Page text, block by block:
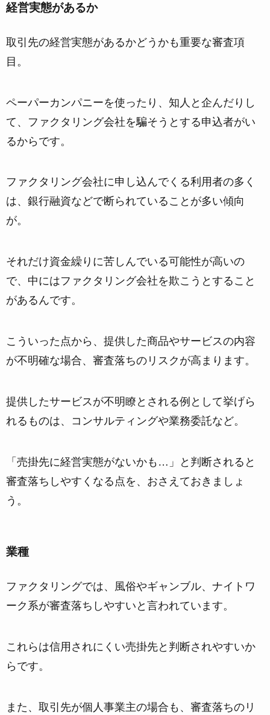
経営実態があるか
取引先の経営実態があるかどうかも重要な審査項
目。
ペーパーカンパニーを使ったり、知人と企んだりし
て、 ファクタリング会社を騙そうとする申込者がい
るからです。
ファクタリング会社に申し込んでくる利用者の多く
は、銀行融資などで断られていることが多い傾向
が。
それだけ資金繰りに苦しんでいる可能性が高いの
で、中にはファクタリング会社を欺こうとすること
があるんです。
こういった点から、 提供した商品やサービスの内容
が不明確な場合、審査落ちのリスクが高まります。
提供したサービスが不明瞭とされる例として挙げら
れるものは、コンサルティングや業務委託など。
「売掛先に経営実態がないかも…」と判断されると
審査落ちしやすくなる点を、おさえておきましょ
う。
業種
ファクタリングでは、 風俗やギャンブル、ナイトワ
ーク系が審査落ちしやすい と言われています。
これらは信用されにくい売掛先と判断されやすいか
らです。
また、取引先が個人事業主の場合も、審査落ちのリ